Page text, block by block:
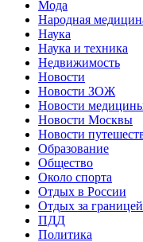
Мода
Народная
Наука
Наука и техника
Недвижимость
Новости
Новости ЗОЖ
Новости
Новости Москвы
Новости
Образование
Общество
Около спорта
Отдых в России
Отдых за границей
ПДД
Политика